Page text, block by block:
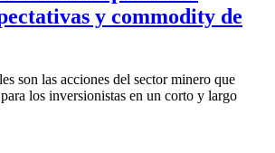
y commodity de
son las acciones del sector minero que
los inversionistas en un corto y largo